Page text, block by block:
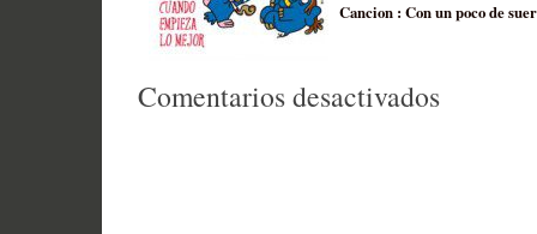
Cancion : Con un poco de
Comentarios desactivados